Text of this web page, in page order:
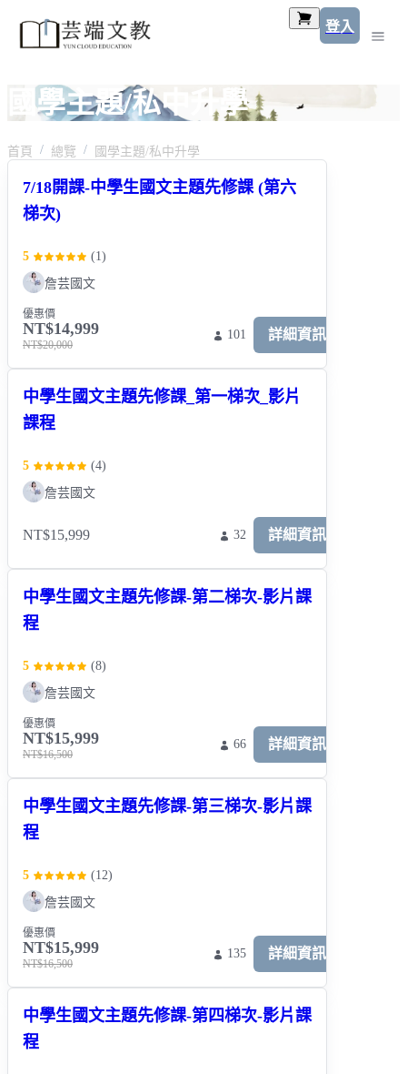
登入
國學主題/私中升學
首頁 總覽 國學主題/私中升學
7/18開課-中學生國文主題先修課 (第六
梯次)
5 (1 )
詹芸國文
優惠價
NT$14,999
NT$20,000
101 詳細資訊
中學生國文主題先修課_第一梯次_影片
課程
5 (4)
詹芸國文
NT$15,999 32 詳細資訊
中學生國文主題先修課-第二梯次-影片課
程
5 (8)
詹芸國文
優惠價
NT$15,999
NT$16,500
66 詳細資訊
中學生國文主題先修課-第三梯次-影片課
程
5 (12)
詹芸國文
優惠價
NT$15,999
NT$16,500
135 詳細資訊
中學生國文主題先修課-第四梯次-影片課
程